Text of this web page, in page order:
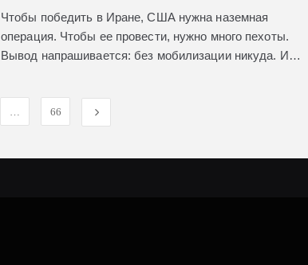
Чтобы победить в Иране, США нужна наземная
операция. Чтобы ее провести, нужно много пехоты.
Вывод напрашивается: без мобилизации никуда. И…
… 66